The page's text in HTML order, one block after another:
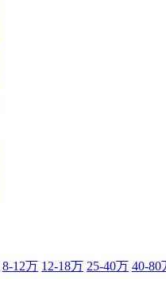
8-12万 12-18万 25-40万 40-80